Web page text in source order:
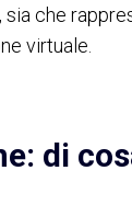
che
virtuale.
di